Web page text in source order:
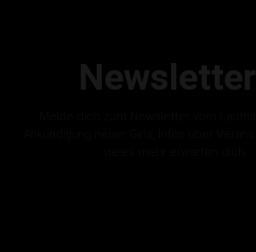
Newsletter